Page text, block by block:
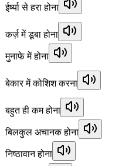
ईर्ष्या से हरा होना
कर्ज़ में डूबा होना
मुनाफे में होना
बेकार में कोशिश करना
बहुत ही कम होना
बिलकुल अचानक होना
निष्ठावान होना